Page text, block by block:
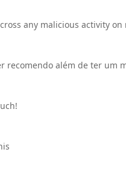
any malicious activity on
recomendo além de ter um